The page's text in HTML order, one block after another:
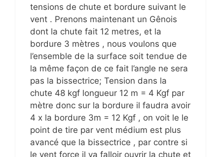
tensions de chute et bordure suivant le
vent . Prenons maintenant un Gênois
dont la chute fait 12 metres, et la
bordure 3 mètres , nous voulons que
l’ensemble de la surface soit tendue de
la même façon de ce fait l’angle ne sera
pas la bissectrice; Tension dans la
chute 48 kgf longueur 12 m = 4 Kgf par
mètre donc sur la bordure il faudra avoir
4 x la bordure 3m = 12 Kgf , on voit le le
point de tire par vent médium est plus
avancé que la bissectrice , par contre si
le vent force il va falloir ouvrir la chute et